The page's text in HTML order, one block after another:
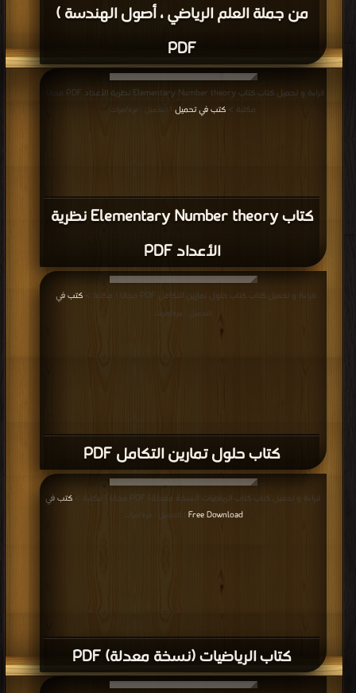
من جملة العلم الرياضي ، أصول الهندسة )
PDF
كتاب Elementary Number theory نظرية
الأعداد PDF
قراءة و تحميل كتاب كتاب Elementary Number theory نظرية الأعداد PDF مجانا |
مكتبة > كتب في تحميل | التحميل : مرة/مرات
كتاب حلول تمارين التكامل PDF
قراءة و تحميل كتاب كتاب حلول تمارين التكامل PDF مجانا | مكتبة > كتب في
التحميل : مرة/مرات
كتاب الرياضيات (نسخة معدلة) PDF
قراءة و تحميل كتاب كتاب الرياضيات (نسخة معدلة) PDF مجانا | مكتبة >
كتب في
Free Download | التحميل : مرة/مرات